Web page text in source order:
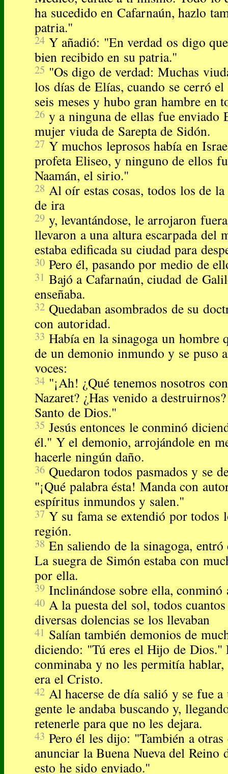
ha sucedido en Cafarnaún, hazlo
patria."
24 Y añadió: "En verdad os digo
bien recibido en su patria."
25 "Os digo de verdad: Muchas
los días de Elías, cuando se cerró
seis meses y hubo gran hambre en
26 y a ninguna de ellas fue enviado
mujer viuda de Sarepta de Sidón.
27 Y muchos leprosos había en
profeta Eliseo, y ninguno de ellos
Naamán, el sirio."
28 Al oír estas cosas, todos los de
de ira
29 y, levantándose, le arrojaron
llevaron a una altura escarpada del
estaba edificada su ciudad para
30 Pero él, pasando por medio de
31 Bajó a Cafarnaún, ciudad de
enseñaba.
32 Quedaban asombrados de su
con autoridad.
33 Había en la sinagoga un hombre
de un demonio inmundo y se puso
voces:
34 "¡Ah! ¿Qué tenemos nosotros
Nazaret? ¿Has venido a
Santo de Dios."
35 Jesús entonces le conminó
él." Y el demonio, arrojándole en
hacerle ningún daño.
36 Quedaron todos pasmados y se
"¡Qué palabra ésta! Manda con
espíritus inmundos y salen."
37 Y su fama se extendió por todos
región.
38 En saliendo de la sinagoga,
La suegra de Simón estaba con
por ella.
39 Inclinándose sobre ella, conminó
40 A la puesta del sol, todos
diversas dolencias se los llevaban
41 Salían también demonios de
diciendo: "Tú eres el Hijo de Dios."
conminaba y no les permitía
era el Cristo.
42 Al hacerse de día salió y se fue
gente le andaba buscando y,
retenerle para que no les dejara.
43 Pero él les dijo: "También a otras
anunciar la Buena Nueva del Reino
esto he sido enviado."